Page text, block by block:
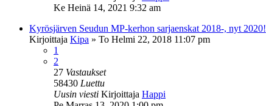
Ke Heinä 14, 2021 9:32 am
Kyrösjärven Seudun MP-kerhon sarjaenskat 2018-, nyt 2020!
Kirjoittaja Kipa » To Helmi 22, 2018 11:07 pm
1
2
27 Vastaukset
58430 Luettu
Uusin viesti Kirjoittaja Happi